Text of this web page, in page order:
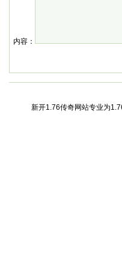
内容：
新开1.76传奇网站专业为